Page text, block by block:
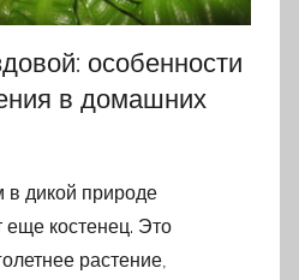
особенности
в домашних
в дикой природе
костенец. Это
растение,